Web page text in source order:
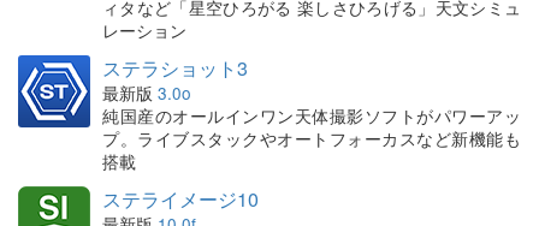
ィタなど「星空ひろがる 楽しさひろげる」天文シミュ
レーション
ステラショット3
最新版 3.0o
純国産のオールインワン天体撮影ソフトがパワーアッ
プ。ライブスタックやオートフォーカスなど新機能も
搭載
ステライメージ10